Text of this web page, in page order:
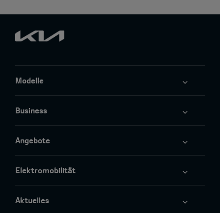
Modelle
Business
Angebote
Elektromobilität
Aktuelles